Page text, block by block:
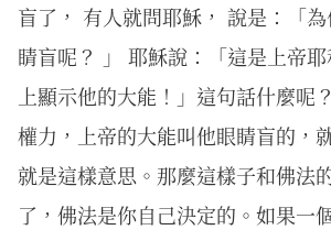
盲了， 有人就問耶穌， 說是：「
睛盲呢？ 」 耶穌說：「這是上帝
上顯示他的大能！」這句話什麼呢
權力，上帝的大能叫他眼睛盲的，
就是這樣意思。那麼這樣子和佛法
了，佛法是你自己決定的。如果一